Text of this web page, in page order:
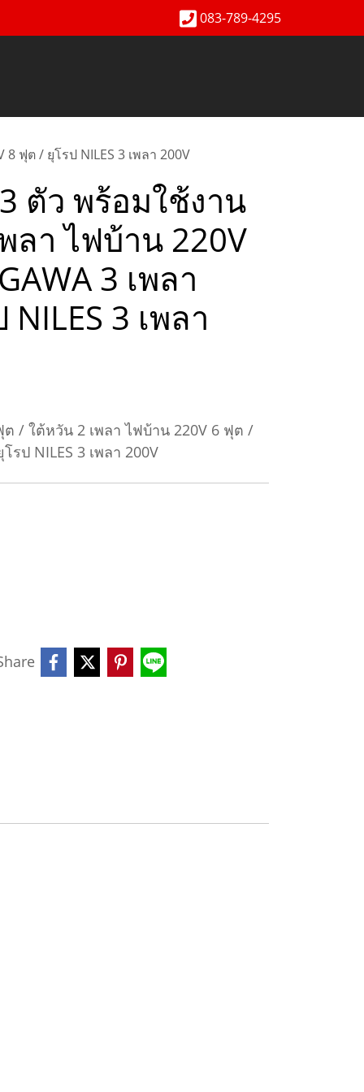
083-789-4295
ฟุต / ยุโรป NILES 3 เพลา 200V
ตัว พร้อมใช้งาน
ลา ไฟบ้าน 220V
3 เพลา
3 เพลา
/ ใต้หวัน 2 เพลา ไฟบ้าน 220V 6 ฟุต /
รป NILES 3 เพลา 200V